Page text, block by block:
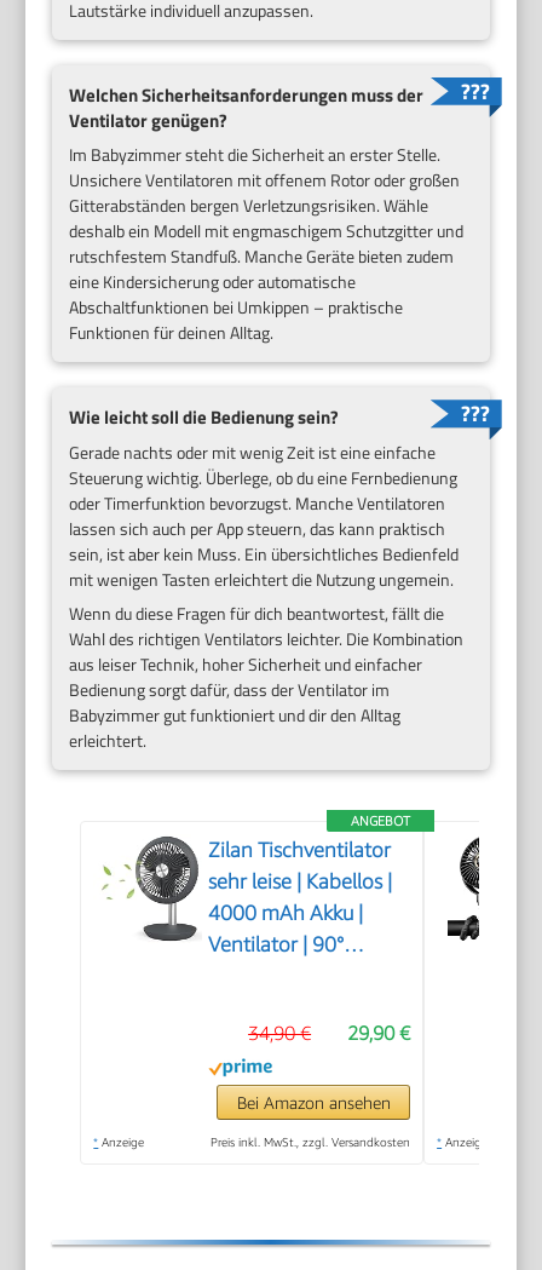
Lautstärke individuell anzupassen.
Welchen Sicherheitsanforderungen muss der
Ventilator genügen?
Im Babyzimmer steht die Sicherheit an erster Stelle.
Unsichere Ventilatoren mit offenem Rotor oder großen
Gitterabständen bergen Verletzungsrisiken. Wähle
deshalb ein Modell mit engmaschigem Schutzgitter und
rutschfestem Standfuß. Manche Geräte bieten zudem
eine Kindersicherung oder automatische
Abschaltfunktionen bei Umkippen – praktische
Funktionen für deinen Alltag.
Wie leicht soll die Bedienung sein?
Gerade nachts oder mit wenig Zeit ist eine einfache
Steuerung wichtig. Überlege, ob du eine Fernbedienung
oder Timerfunktion bevorzugst. Manche Ventilatoren
lassen sich auch per App steuern, das kann praktisch
sein, ist aber kein Muss. Ein übersichtliches Bedienfeld
mit wenigen Tasten erleichtert die Nutzung ungemein.
Wenn du diese Fragen für dich beantwortest, fällt die
Wahl des richtigen Ventilators leichter. Die Kombination
aus leiser Technik, hoher Sicherheit und einfacher
Bedienung sorgt dafür, dass der Ventilator im
Babyzimmer gut funktioniert und dir den Alltag
erleichtert.
ANGEBOT
Zilan Tischventilator
sehr leise | Kabellos |
4000 mAh Akku |
Ventilator | 90°
| Windmaschine |
Luftkühler |
Energiesparend | 4
Stufen | 15 h
29,90 €
34,90 €
Bei Amazon ansehen
* Anzeige Preis inkl. MwSt., zzgl. Versandkosten * Anzeige